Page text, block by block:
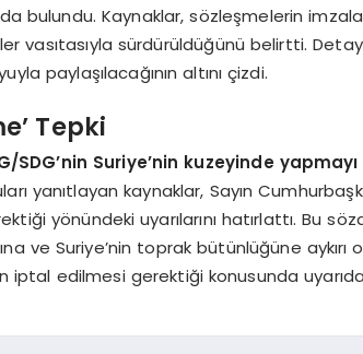
bulundu. Kaynaklar, sözleşmelerin
vasıtasıyla sürdürüldüğünü belirtti.
paylaşılacağının altını çizdi.
Tepki
SDG’nin Suriye’nin kuzeyinde
yanıtlayan kaynaklar, Sayın
yönündeki uyarılarını hatırlattı. Bu
ve Suriye’nin toprak bütünlüğüne
edilmesi gerektiği konusunda